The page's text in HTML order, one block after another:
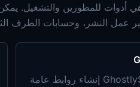
عمل النشر، وحسابات الطرف
يمكن لـ GhostlyShare إنشاء روابط عامة